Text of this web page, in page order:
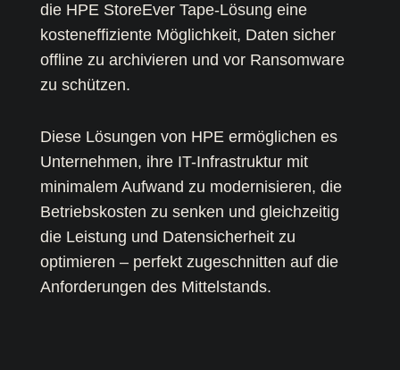
die HPE StoreEver Tape-Lösung eine
kosteneffiziente Möglichkeit, Daten sicher
offline zu archivieren und vor Ransomware
zu schützen.
Diese Lösungen von HPE ermöglichen es
Unternehmen, ihre IT-Infrastruktur mit
minimalem Aufwand zu modernisieren, die
Betriebskosten zu senken und gleichzeitig
die Leistung und Datensicherheit zu
optimieren – perfekt zugeschnitten auf die
Anforderungen des Mittelstands.